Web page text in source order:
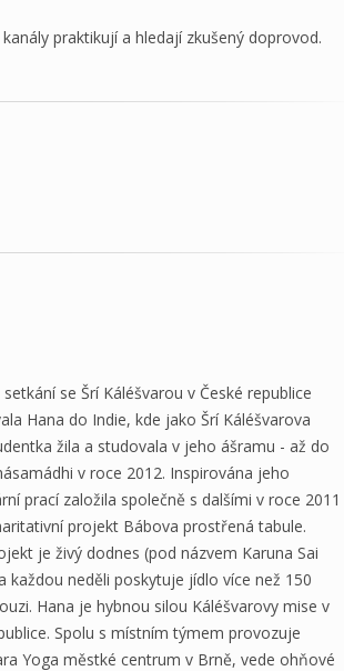
praktikují a hledají zkušený doprovod.
se Šrí Káléšvarou v České republice
Hana do Indie, kde jako Šrí Káléšvarova
žila a studovala v jeho ášramu - až do
v roce 2012. Inspirována jeho
prací založila společně s dalšími v roce 2011
projekt Bábova prostřená tabule.
je živý dodnes (pod názvem Karuna Sai
každou neděli poskytuje jídlo více než 150
Hana je hybnou silou Káléšvarovy mise v
Spolu s místním týmem provozuje
Yoga městké centrum v Brně, vede ohňové